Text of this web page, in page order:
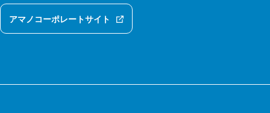
アマノコーポレートサイト